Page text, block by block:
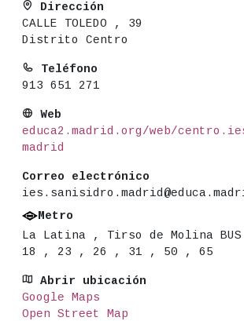
Dirección
CALLE TOLEDO , 39
Distrito Centro
Teléfono
913 651 271
Web
educa2.madrid.org/web/
madrid
Correo electrónico
Metro
La Latina , Tirso de Molina
18 , 23 , 26 , 31 , 50 , 65
Abrir ubicación
Google Maps
Open Street Map